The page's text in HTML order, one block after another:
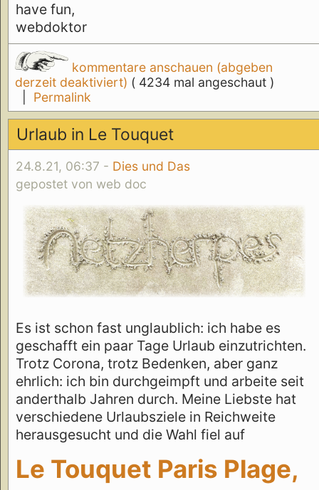
have fun,
webdoktor
kommentare anschauen (abgeben
derzeit deaktiviert) ( 4234 mal angeschaut )
Permalink
Urlaub in Le Touquet
24.8.21, 06:37 - Dies und Das
gepostet von web doc
Es ist schon fast unglaublich: ich habe es
geschafft ein paar Tage Urlaub einzutrichten.
Trotz Corona, trotz Bedenken, aber ganz
ehrlich: ich bin durchgeimpft und arbeite seit
anderthalb Jahren durch. Meine Liebste hat
verschiedene Urlaubsziele in Reichweite
herausgesucht und die Wahl fiel auf
Le Touquet Paris Plage,